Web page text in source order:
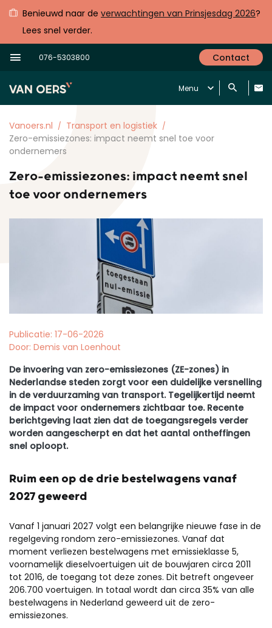
Benieuwd naar de verwachtingen van Prinsjesdag 2026?
Lees snel verder.
076-5303800 Contact
Menu
Vanoers.nl
Transport en logistiek
Zero-emissiezones: impact neemt snel toe voor
ondernemers
Zero-emissiezones: impact neemt snel
toe voor ondernemers
Publicatie: 17-06-2026
Door: Demis van Loenhout
De invoering van zero-emissiezones (ZE-zones) in
Nederlandse steden zorgt voor een duidelijke versnelling
in de verduurzaming van transport. Tegelijkertijd neemt
de impact voor ondernemers zichtbaar toe. Recente
berichtgeving laat zien dat de toegangsregels verder
worden aangescherpt en dat het aantal ontheffingen
snel oploopt.
Ruim een op de drie bestelwagens vanaf
2027 geweerd
Vanaf 1 januari 2027 volgt een belangrijke nieuwe fase in de
regelgeving rondom zero-emissiezones. Vanaf dat
moment verliezen bestelwagens met emissieklasse 5,
voornamelijk dieselvoertuigen uit de bouwjaren circa 2011
tot 2016, de toegang tot deze zones. Dit betreft ongeveer
206.700 voertuigen. In totaal wordt dan circa 35% van alle
bestelwagens in Nederland geweerd uit de zero-
emissiezones.